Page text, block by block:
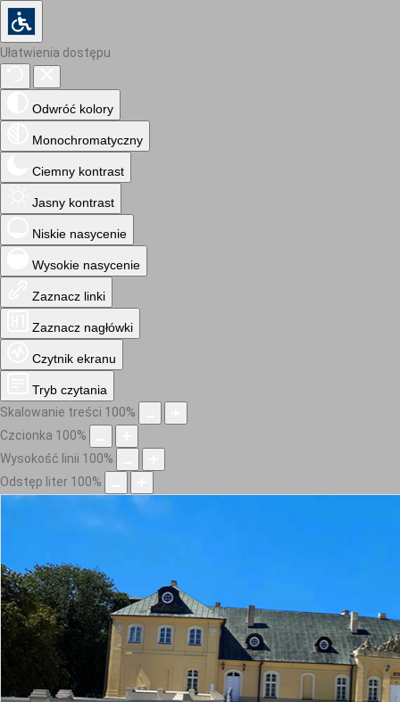
Ułatwienia dostępu
Odwróć kolory
Monochromatyczny
Ciemny kontrast
Jasny kontrast
Niskie nasycenie
Wysokie nasycenie
Zaznacz linki
Zaznacz nagłówki
Czytnik ekranu
Tryb czytania
Skalowanie treści 100%
Czcionka 100%
Wysokość linii 100%
Odstęp liter 100%